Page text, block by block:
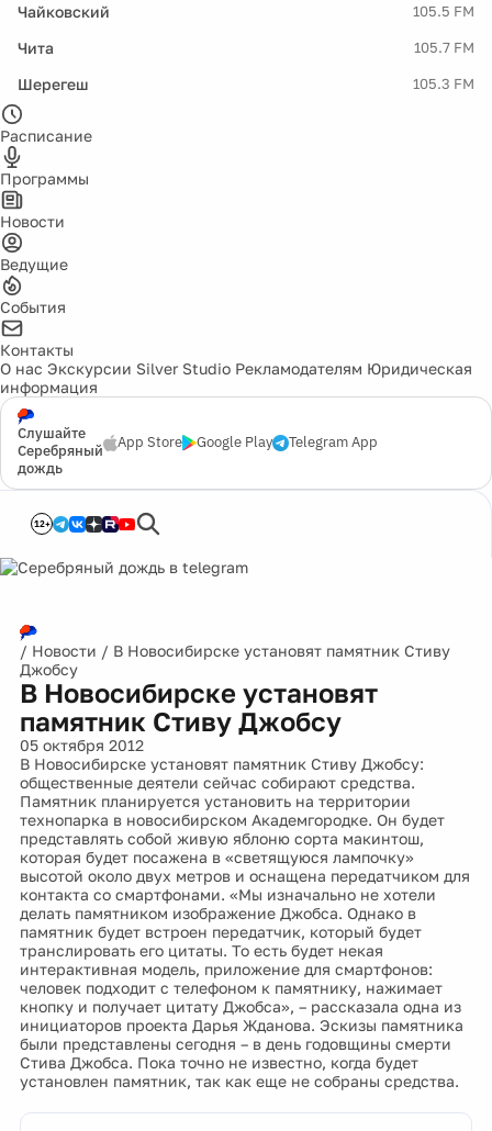
Чайковский 105.5 FM
Чита 105.7 FM
Шерегеш 105.3 FM
Расписание
Программы
Новости
Ведущие
События
Контакты
О нас Экскурсии Silver Studio Рекламодателям Юридическая
информация
Слушайте
Серебряный
дождь
App Store Google Play Telegram App
12+
/ Новости / В Новосибирске установят памятник Стиву
Джобсу
В Новосибирске установят
памятник Стиву Джобсу
05 октября 2012
В Новосибирске установят памятник Стиву Джобсу:
общественные деятели сейчас собирают средства.
Памятник планируется установить на территории
технопарка в новосибирском Академгородке. Он будет
представлять собой живую яблоню сорта макинтош,
которая будет посажена в «светящуюся лампочку»
высотой около двух метров и оснащена передатчиком для
контакта со смартфонами. «Мы изначально не хотели
делать памятником изображение Джобса. Однако в
памятник будет встроен передатчик, который будет
транслировать его цитаты. То есть будет некая
интерактивная модель, приложение для смартфонов:
человек подходит с телефоном к памятнику, нажимает
кнопку и получает цитату Джобса», – рассказала одна из
инициаторов проекта Дарья Жданова. Эскизы памятника
были представлены сегодня – в день годовщины смерти
Стива Джобса. Пока точно не известно, когда будет
установлен памятник, так как еще не собраны средства.